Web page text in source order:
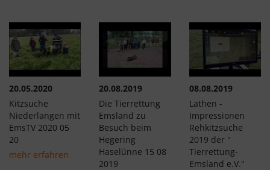
20.05.2020
Kitzsuche
Niederlangen mit
EmsTV 2020 05
20
mehr erfahren
20.08.2019
Die Tierrettung
Emsland zu
Besuch beim
Hegering
Haselünne 15 08
2019
08.08.2019
Lathen -
Impressionen
Rehkitzsuche
2019 der "
Tierrettung-
Emsland e.V."